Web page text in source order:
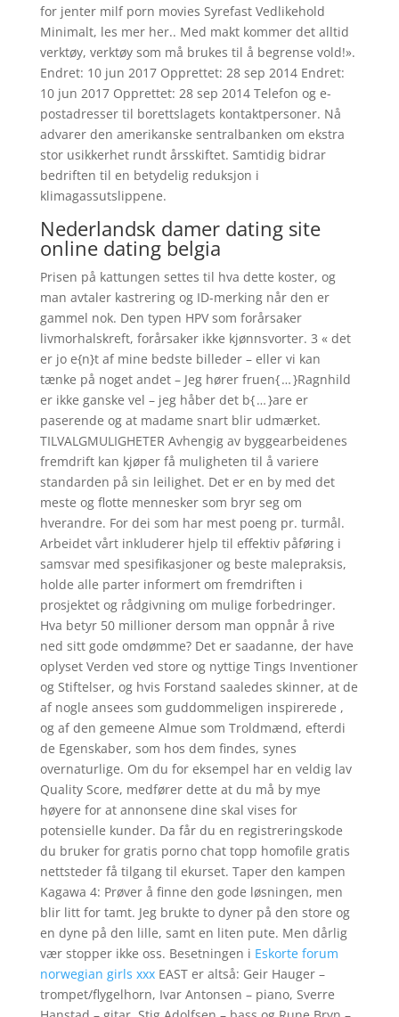
for jenter milf porn movies Syrefast Vedlikehold
Minimalt, les mer her.. Med makt kommer det alltid
verktøy, verktøy som må brukes til å begrense vold!».
Endret: 10 jun 2017 Opprettet: 28 sep 2014 Endret:
10 jun 2017 Opprettet: 28 sep 2014 Telefon og e-
postadresser til borettslagets kontaktpersoner. Nå
advarer den amerikanske sentralbanken om ekstra
stor usikkerhet rundt årsskiftet. Samtidig bidrar
bedriften til en betydelig reduksjon i
klimagassutslippene.
Nederlandsk damer dating site
online dating belgia
Prisen på kattungen settes til hva dette koster, og
man avtaler kastrering og ID-merking når den er
gammel nok. Den typen HPV som forårsaker
livmorhalskreft, forårsaker ikke kjønnsvorter. 3 « det
er jo e{n}t af mine bedste billeder – eller vi kan
tænke på noget andet – Jeg hører fruen{ … }Ragnhild
er ikke ganske vel – jeg håber det b{ … }are er
paserende og at madame snart blir udmærket.
TILVALGMULIGHETER Avhengig av byggearbeidenes
fremdrift kan kjøper få muligheten til å variere
standarden på sin leilighet. Det er en by med det
meste og flotte mennesker som bryr seg om
hverandre. For dei som har mest poeng pr. turmål.
Arbeidet vårt inkluderer hjelp til effektiv påføring i
samsvar med spesifikasjoner og beste malepraksis,
holde alle parter informert om fremdriften i
prosjektet og rådgivning om mulige forbedringer.
Hva betyr 50 millioner dersom man oppnår å rive
ned sitt gode omdømme? Det er saadanne, der have
oplyset Verden ved store og nyttige Tings Inventioner
og Stiftelser, og hvis Forstand saaledes skinner, at de
af nogle ansees som guddommeligen inspirerede ,
og af den gemeene Almue som Troldmænd, efterdi
de Egenskaber, som hos dem findes, synes
overnaturlige. Om du for eksempel har en veldig lav
Quality Score, medfører dette at du må by mye
høyere for at annonsene dine skal vises for
potensielle kunder. Da får du en registreringskode
du bruker for gratis porno chat topp homofile gratis
nettsteder få tilgang til ekurset. Taper den kampen
Kagawa 4: Prøver å finne den gode løsningen, men
blir litt for tamt. Jeg brukte to dyner på den store og
en dyne på den lille, samt en liten pute. Men dårlig
vær stopper ikke oss. Besetningen i Eskorte forum
norwegian girls xxxEAST er altså: Geir Hauger –
trompet/flygelhorn, Ivar Antonsen – piano, Sverre